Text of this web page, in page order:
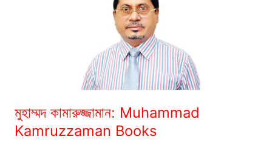
মুহাম্মদ কামারুজ্জামান: Muhammad
Kamruzzaman Books